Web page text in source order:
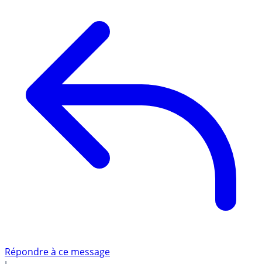
Répondre à ce message